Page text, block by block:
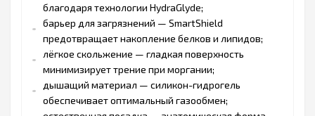
благодаря технологии HydraGlyde;
барьер для загрязнений — SmartShield
предотвращает накопление белков и липидов;
лёгкое скольжение — гладкая поверхность
минимизирует трение при моргании;
дышащий материал — силикон-гидрогель
обеспечивает оптимальный газообмен;